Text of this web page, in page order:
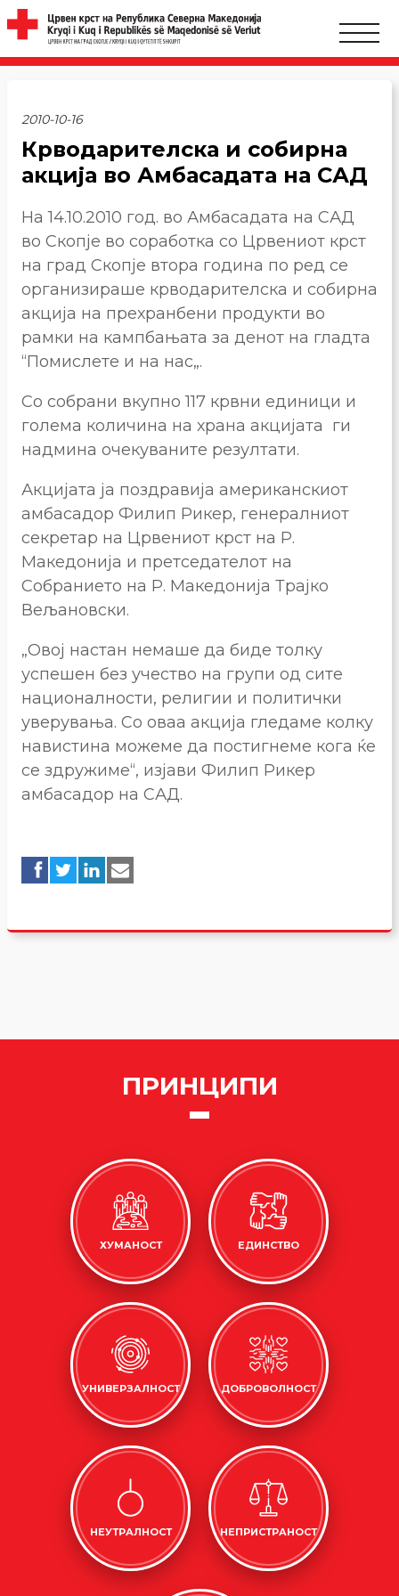
2010-10-16
Крводарителска и собирна
акција во Амбасадата на САД
На 14.10.2010 год. во Амбасадата на САД
во Скопје во соработка со Црвениот крст
на град Скопје втора година по ред се
организираше крводарителска и собирна
акција на прехранбени продукти во
рамки на кампбањата за денот на гладта
“Помислете и на нас„.
Со собрани вкупно 117 крвни единици и
голема количина на храна акцијата ги
надмина очекуваните резултати.
Акцијата ја поздравија американскиот
амбасадор Филип Рикер, генералниот
секретар на Црвениот крст на Р.
Македонија и претседателот на
Собранието на Р. Македонија Трајко
Вељановски.
„Овој настан немаше да биде толку
успешен без учество на групи од сите
националности, религии и политички
уверувања. Со оваа акција гледаме колку
навистина можеме да постигнеме кога ќе
се здружиме“, изјави Филип Рикер
амбасадор на САД.
ПРИНЦИПИ
ХУМАНОСТ ЕДИНСТВО
УНИВЕРЗАЛНОСТ ДОБРОВОЛНОСТ
НЕУТРАЛНОСТ НЕПРИСТРАНОСТ